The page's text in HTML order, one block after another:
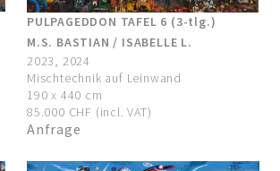
PULPAGEDDON TAFEL 6 (3-tlg.)
M.S. BASTIAN / ISABELLE L.
2023, 2024
Mischtechnik auf Leinwand
190 x 440 cm
85.000 CHF (incl. VAT)
Anfrage